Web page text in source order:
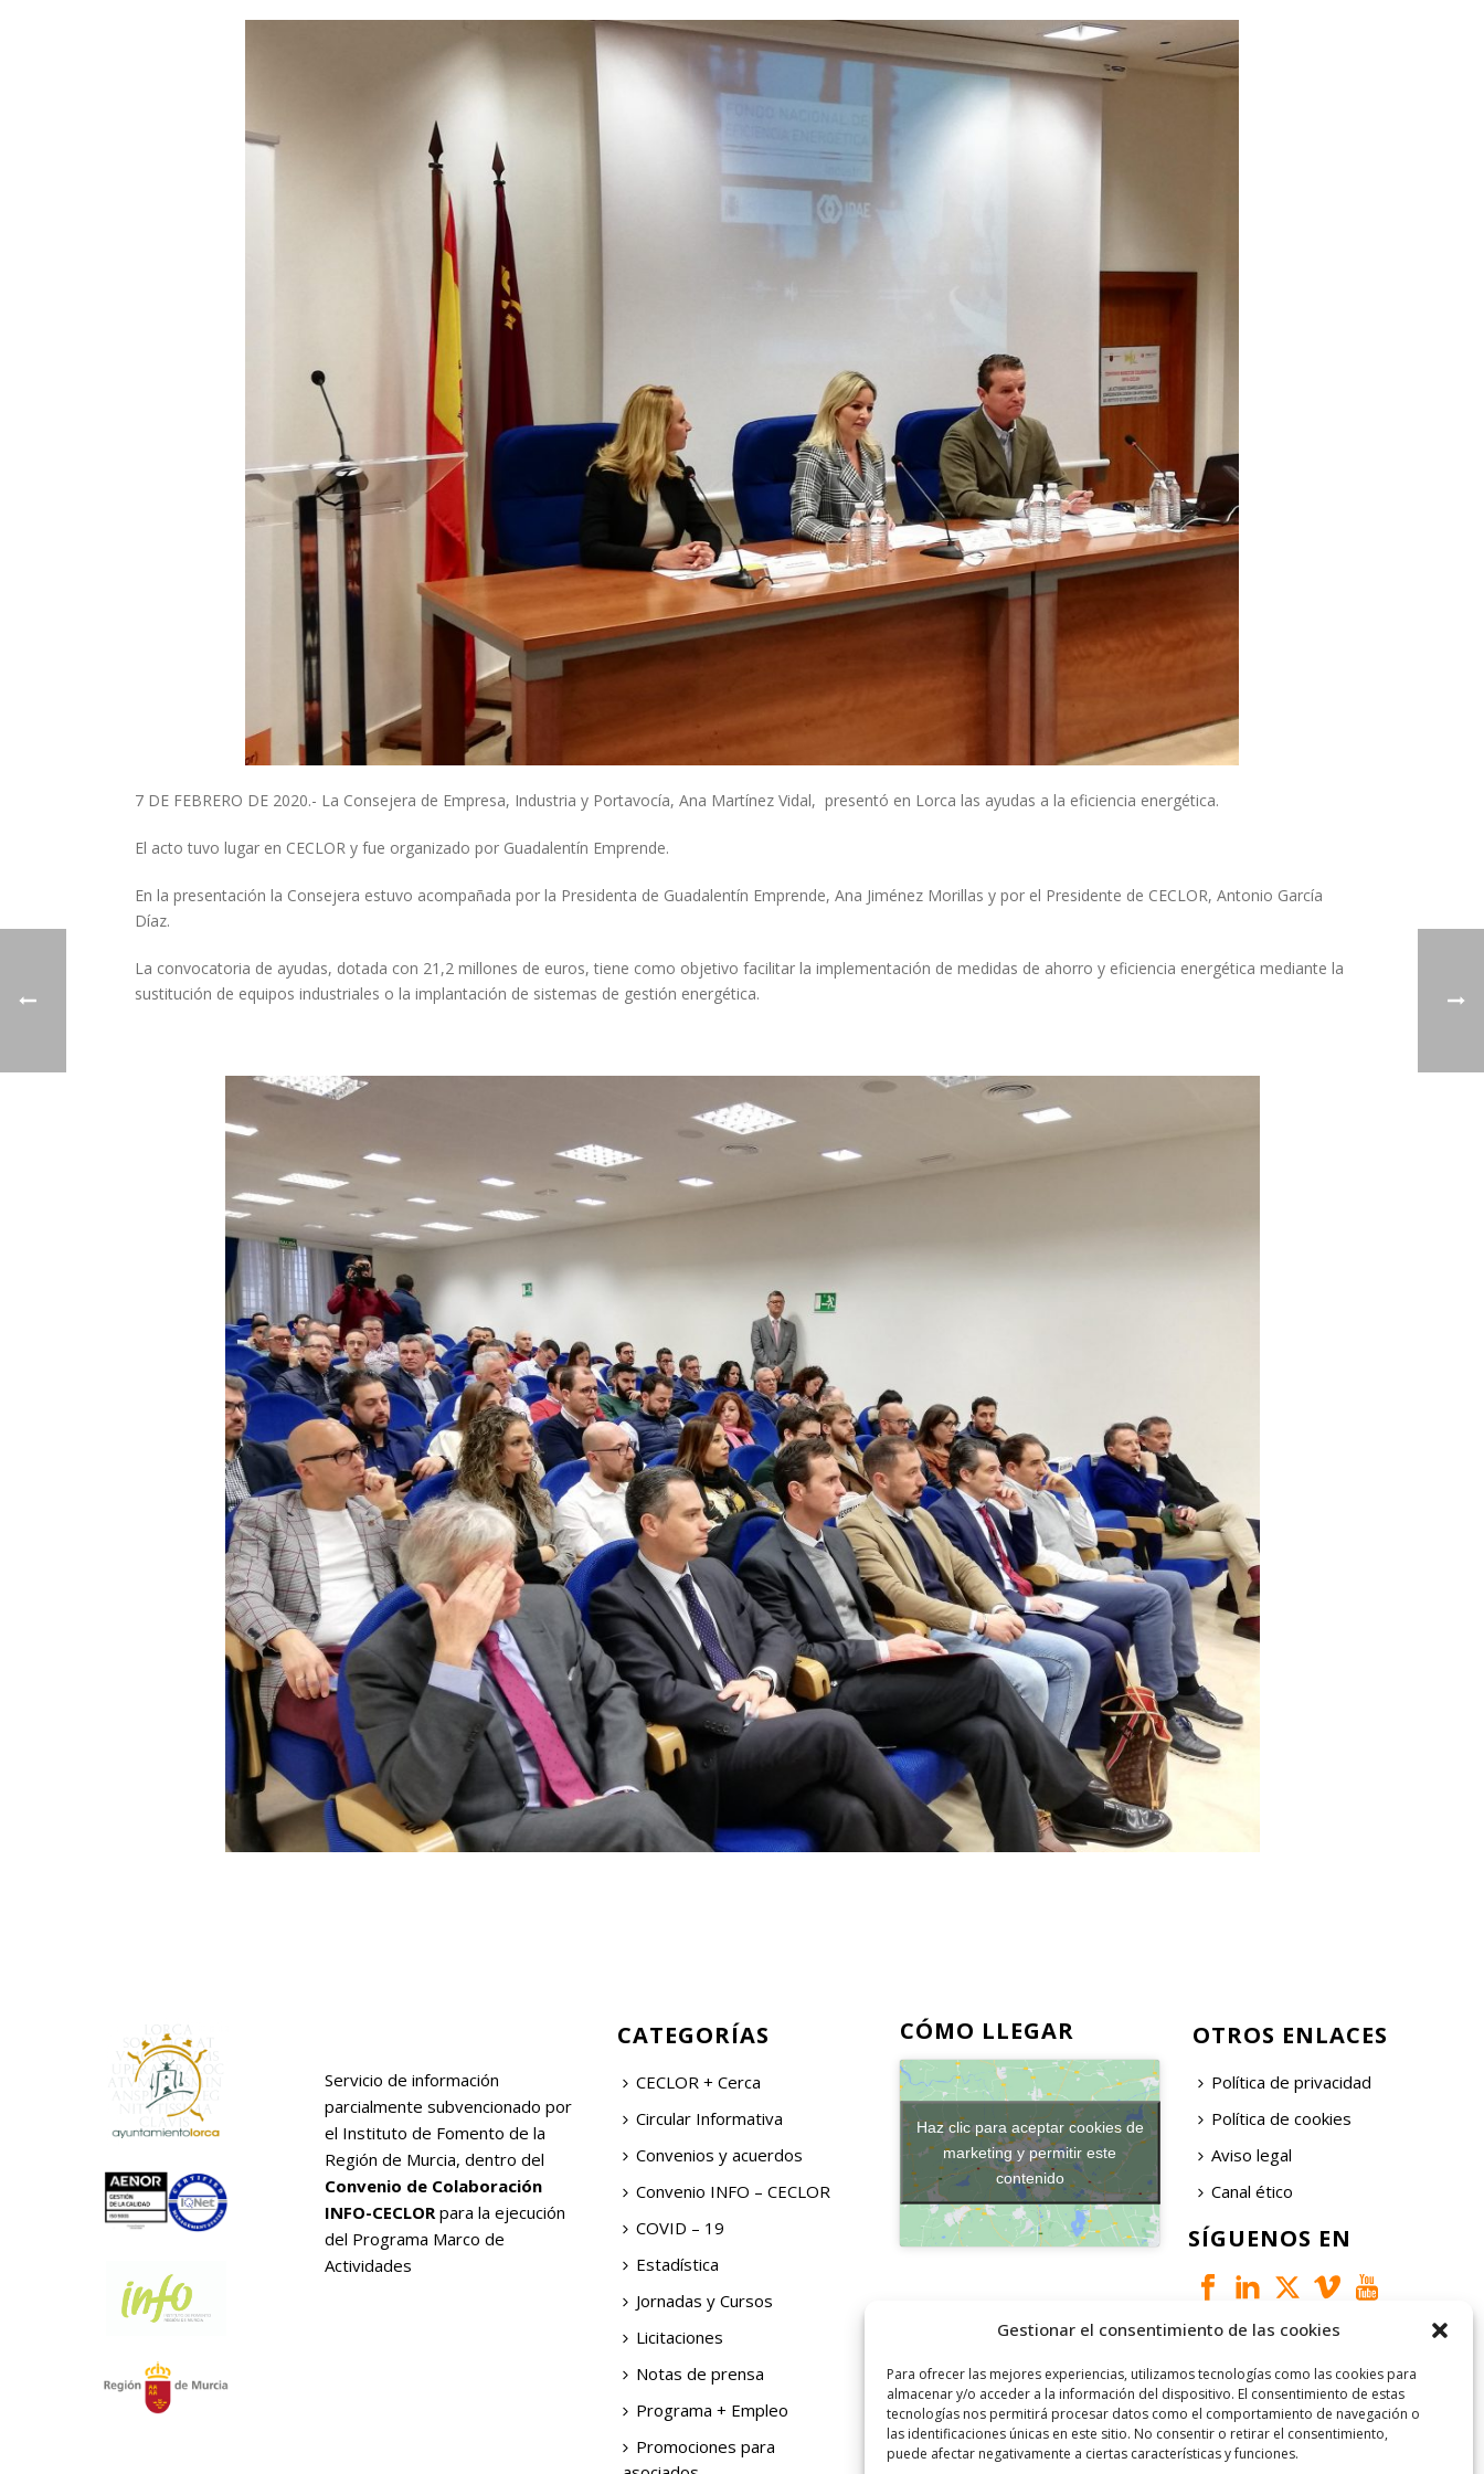
Gestionar el consentimiento de las cookies
Para ofrecer las mejores experiencias, utilizamos tecnologías como las cookies para
almacenar y/o acceder a la información del dispositivo. El consentimiento de estas
tecnologías nos permitirá procesar datos como el comportamiento de navegación o
las identificaciones únicas en este sitio. No consentir o retirar el consentimiento,
puede afectar negativamente a ciertas características y funciones.
7 DE FEBRERO DE 2020.- La Consejera de Empresa, Industria y Portavocía, Ana Martínez Vidal, presentó en Lorca las ayudas a la eficiencia energética.
El acto tuvo lugar en CECLOR y fue organizado por Guadalentín Emprende.
En la presentación la Consejera estuvo acompañada por la Presidenta de Guadalentín Emprende, Ana Jiménez Morillas y por el Presidente de CECLOR, Antonio García
Díaz.
La convocatoria de ayudas, dotada con 21,2 millones de euros, tiene como objetivo facilitar la implementación de medidas de ahorro y eficiencia energética mediante la
sustitución de equipos industriales o la implantación de sistemas de gestión energética.
Servicio de información
parcialmente subvencionado por
el Instituto de Fomento de la
Región de Murcia, dentro del
Convenio de Colaboración
INFO-CECLOR para la ejecución
del Programa Marco de
Actividades
CATEGORÍAS
CECLOR + Cerca
Circular Informativa
Convenios y acuerdos
Convenio INFO – CECLOR
COVID – 19
Estadística
Jornadas y Cursos
Licitaciones
Notas de prensa
Programa + Empleo
Promociones para
CÓMO LLEGAR
Haz clic para aceptar cookies de
marketing y permitir este
contenido
OTROS ENLACES
Política de privacidad
Política de cookies
Aviso legal
Canal ético
SÍGUENOS EN